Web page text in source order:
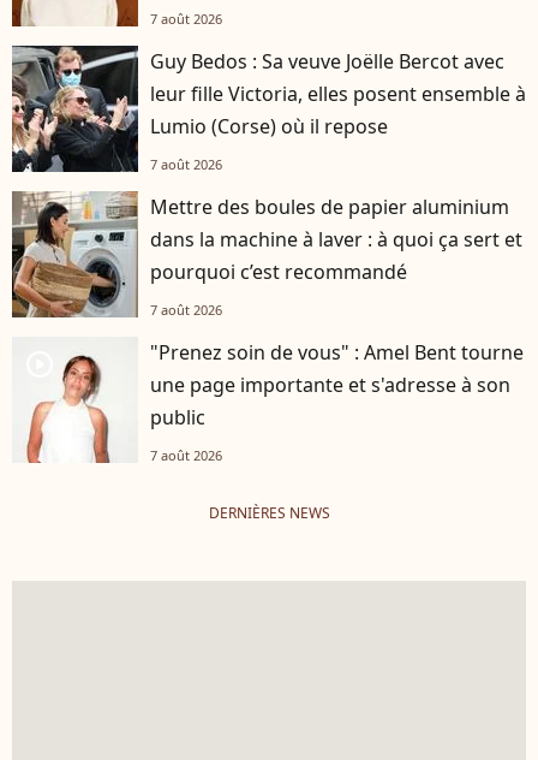
7 août 2026
Guy Bedos : Sa veuve Joëlle Bercot avec
leur fille Victoria, elles posent ensemble à
Lumio (Corse) où il repose
7 août 2026
Mettre des boules de papier aluminium
dans la machine à laver : à quoi ça sert et
pourquoi c’est recommandé
7 août 2026
"Prenez soin de vous" : Amel Bent tourne
une page importante et s'adresse à son
public
7 août 2026
DERNIÈRES NEWS